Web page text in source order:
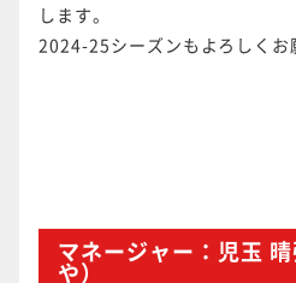
します。
2024-25シーズンもよろしくお
マネージャー：児玉
や）